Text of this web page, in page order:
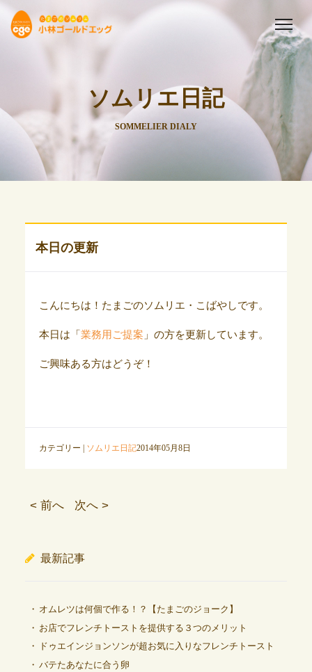
ソムリエ日記
SOMMELIER DIALY
本日の更新
こんにちは！たまごのソムリエ・こばやしです。
本日は「 業務用ご提案 」の方を更新しています。
ご興味ある方はどうぞ！
カテゴリー | ソムリエ日記2014年05月8日
< 前へ 次へ >
最新記事
オムレツは何個で作る！？【たまごのジョーク】
お店でフレンチトーストを提供する３つのメリット
ドゥエインジョンソンが超お気に入りなフレンチトースト
バテたあなたに合う卵